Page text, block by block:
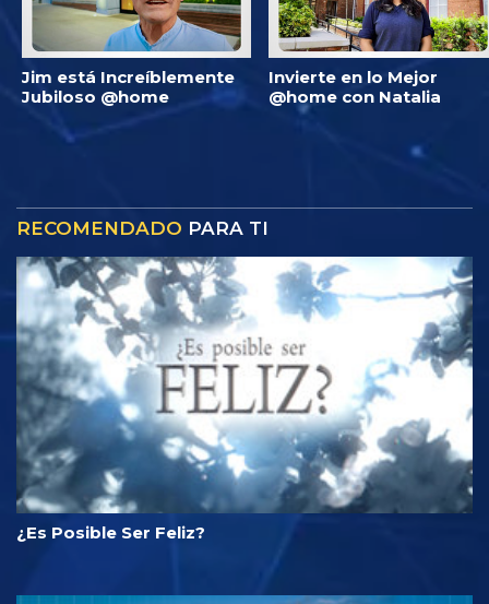
Jim está Increíblemente
Jubiloso @home
Invierte en lo Mejor
@home con Natalia
RECOMENDADO PARA TI
¿Es Posible Ser Feliz?